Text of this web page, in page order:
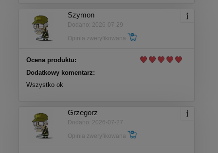
Szymon
Dodano: 2026-07-29
Opinia zweryfikowana
Ocena produktu:
Dodatkowy komentarz:
Wszystko ok
Grzegorz
Dodano: 2026-07-27
Opinia zweryfikowana